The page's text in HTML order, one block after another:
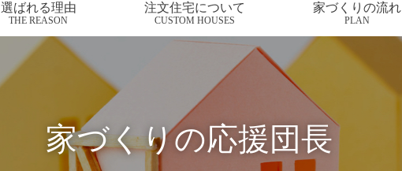
選ばれる理由
THE REASON
注文住宅について
CUSTOM HOUSES
家づくりの流れ
PLAN
家づくりの応援団長